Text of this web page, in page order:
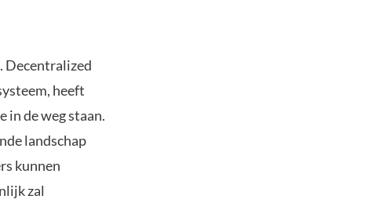
Decentralized
heeft
in de weg staan.
landschap
kunnen
zal